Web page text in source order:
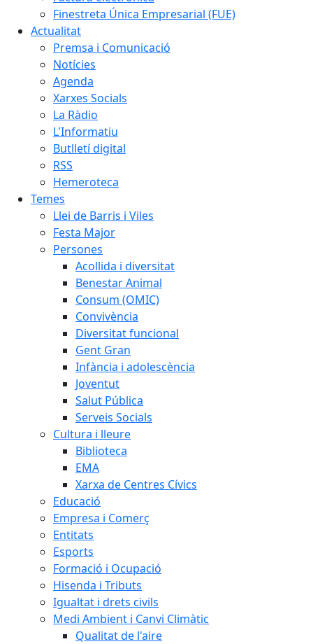
Finestreta Única Empresarial (FUE)
Actualitat
Premsa i Comunicació
Notícies
Agenda
Xarxes Socials
La Ràdio
L'Informatiu
Butlletí digital
RSS
Hemeroteca
Temes
Llei de Barris i Viles
Festa Major
Persones
Acollida i diversitat
Benestar Animal
Consum (OMIC)
Convivència
Diversitat funcional
Gent Gran
Infància i adolescència
Joventut
Salut Pública
Serveis Socials
Cultura i lleure
Biblioteca
EMA
Xarxa de Centres Cívics
Educació
Empresa i Comerç
Entitats
Esports
Formació i Ocupació
Hisenda i Tributs
Igualtat i drets civils
Medi Ambient i Canvi Climàtic
Qualitat de l'aire